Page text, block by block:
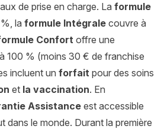
de prise en charge. La formule
la formule Intégrale couvre à
Confort offre une
100 % (moins 30 € de franchise
incluent un forfait pour des soins
et la vaccination. En
Assistance est accessible
le monde. Durant la première